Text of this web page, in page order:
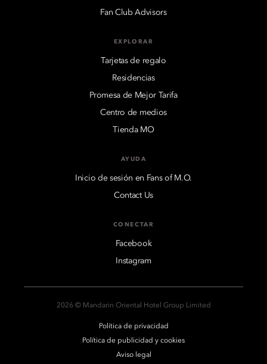
Fan Club Advisors
EXPLORAR
Tarjetas de regalo
Residencias
Promesa de Mejor Tarifa
Centro de medios
Tienda MO
AYUDA
Inicio de sesión en Fans of M.O.
Contact Us
CONECTAR
Facebook
Instagram
2026 © Mandarin Oriental Hotel Group Limited
Política de privacidad
Política de publicidad y cookies
Aviso legal